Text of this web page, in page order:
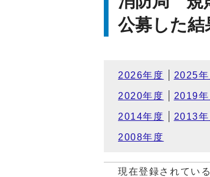
公募した結
2026年度 2025
2020年度 2019
2014年度 2013
2008年度
現在登録されてい